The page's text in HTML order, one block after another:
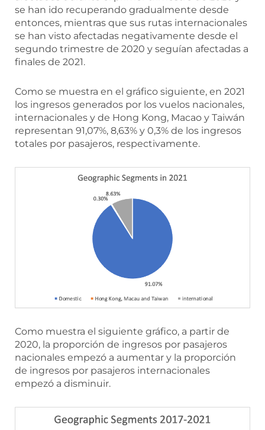
se han ido recuperando gradualmente desde
entonces, mientras que sus rutas internacionales
se han visto afectadas negativamente desde el
segundo trimestre de 2020 y seguían afectadas a
finales de 2021.
Como se muestra en el gráfico siguiente, en 2021
los ingresos generados por los vuelos nacionales,
internacionales y de Hong Kong, Macao y Taiwán
representan 91,07%, 8,63% y 0,3% de los ingresos
totales por pasajeros, respectivamente.
Como muestra el siguiente gráfico, a partir de
2020, la proporción de ingresos por pasajeros
nacionales empezó a aumentar y la proporción
de ingresos por pasajeros internacionales
empezó a disminuir.